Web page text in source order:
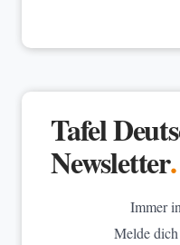
Tafel
Newsletter.
Immer
Melde